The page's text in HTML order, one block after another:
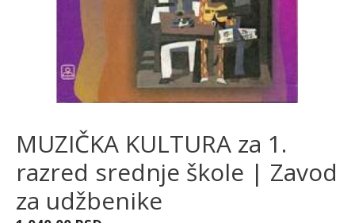
MUZIČKA KULTURA za 1.
razred srednje škole | Zavod
za udžbenike